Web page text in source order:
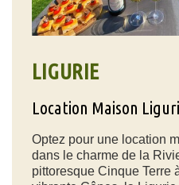
LIGURIE
Location Maison
Optez pour une location
dans le charme de la
pittoresque Cinque Terre